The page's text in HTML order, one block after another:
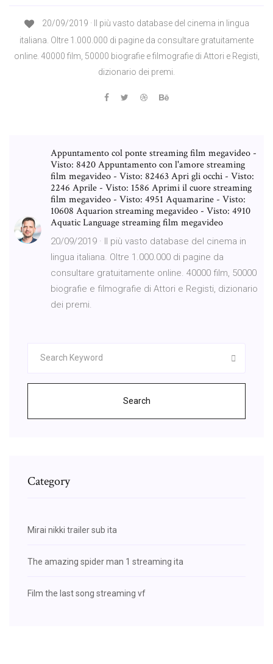
20/09/2019 · Il più vasto database del cinema in lingua
italiana. Oltre 1.000.000 di pagine da consultare gratuitamente
online. 40000 film, 50000 biografie e filmografie di Attori e Registi,
dizionario dei premi.
Appuntamento col ponte streaming film megavideo -
Visto: 8420 Appuntamento con l'amore streaming
film megavideo - Visto: 82463 Apri gli occhi - Visto:
2246 Aprile - Visto: 1586 Aprimi il cuore streaming
film megavideo - Visto: 4951 Aquamarine - Visto:
10608 Aquarion streaming megavideo - Visto: 4910
Aquatic Language streaming film megavideo
20/09/2019 · Il più vasto database del cinema in
lingua italiana. Oltre 1.000.000 di pagine da
consultare gratuitamente online. 40000 film, 50000
biografie e filmografie di Attori e Registi, dizionario
dei premi.
Search
Category
Mirai nikki trailer sub ita
The amazing spider man 1 streaming ita
Film the last song streaming vf